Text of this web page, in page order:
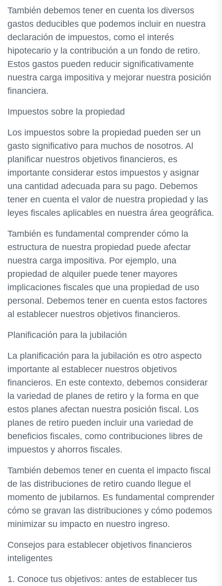
También debemos tener en cuenta los diversos
gastos deducibles que podemos incluir en nuestra
declaración de impuestos, como el interés
hipotecario y la contribución a un fondo de retiro.
Estos gastos pueden reducir significativamente
nuestra carga impositiva y mejorar nuestra posición
financiera.
Impuestos sobre la propiedad
Los impuestos sobre la propiedad pueden ser un
gasto significativo para muchos de nosotros. Al
planificar nuestros objetivos financieros, es
importante considerar estos impuestos y asignar
una cantidad adecuada para su pago. Debemos
tener en cuenta el valor de nuestra propiedad y las
leyes fiscales aplicables en nuestra área geográfica.
También es fundamental comprender cómo la
estructura de nuestra propiedad puede afectar
nuestra carga impositiva. Por ejemplo, una
propiedad de alquiler puede tener mayores
implicaciones fiscales que una propiedad de uso
personal. Debemos tener en cuenta estos factores
al establecer nuestros objetivos financieros.
Planificación para la jubilación
La planificación para la jubilación es otro aspecto
importante al establecer nuestros objetivos
financieros. En este contexto, debemos considerar
la variedad de planes de retiro y la forma en que
estos planes afectan nuestra posición fiscal. Los
planes de retiro pueden incluir una variedad de
beneficios fiscales, como contribuciones libres de
impuestos y ahorros fiscales.
También debemos tener en cuenta el impacto fiscal
de las distribuciones de retiro cuando llegue el
momento de jubilarnos. Es fundamental comprender
cómo se gravan las distribuciones y cómo podemos
minimizar su impacto en nuestro ingreso.
Consejos para establecer objetivos financieros
inteligentes
1. Conoce tus objetivos: antes de establecer tus